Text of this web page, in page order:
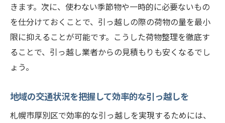
荷物の梱包を自分で行い費用を抑える
引っ越し時期を選んで費用を節約する
地域のサービスを活用してコストダウン
引っ越し前にやるべきチェックリスト
効果的な荷物整理と梱包のテクニック
きます。次に、使わない季節物や一時的に必要ないもの
を仕分けておくことで、引っ越しの際の荷物の量を最小
限に抑えることが可能です。こうした荷物整理を徹底す
ることで、引っ越し業者からの見積もりも安くなるでし
ょう。
地域の交通状況を把握して効率的な引っ越しを
札幌市厚別区で効率的な引っ越しを実現するためには、